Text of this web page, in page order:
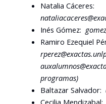
Natalia Cáceres:
Inés Gómez:
Ramiro Ezequiel
rperez
programas)
Baltazar Salvador:
Cecilia Mendizabal: